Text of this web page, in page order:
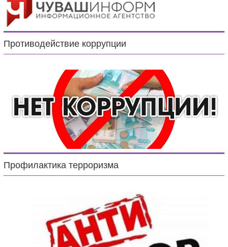
Противодействие коррупции
Профилактика терроризма